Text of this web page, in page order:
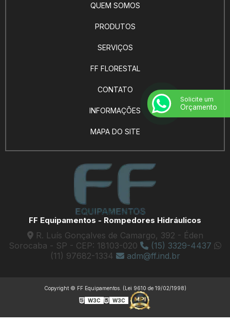
QUEM SOMOS
PRODUTOS
SERVIÇOS
FF FLORESTAL
CONTATO
INFORMAÇÕES
MAPA DO SITE
FF Equipamentos - Rompedores Hidráulicos
R. Luís Gonçalves de Camargo, 392 - Éden
Sorocaba - SP - CEP: 18103-020
(15) 3329-4437
(11) 97682-1334
adm@ff.ind.br
Copyright © FF Equipamentos. (Lei 9610 de 19/02/1998)
W3C W3C
Solicite um
Orçamento